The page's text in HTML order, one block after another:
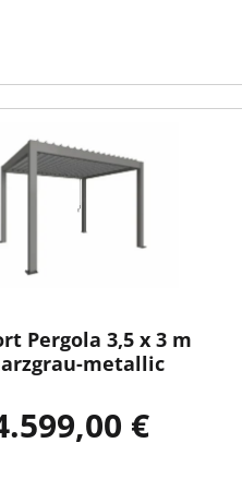
Pergola 3,5 x 3 m
metallic
€